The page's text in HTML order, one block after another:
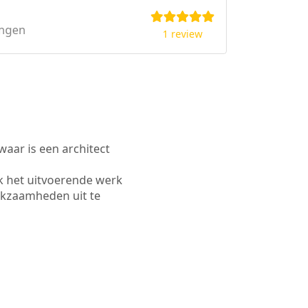
1 review
is een architect
het uitvoerende werk
uit te